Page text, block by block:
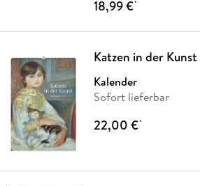
18,99 €*
Katzen in der Kunst
Kalender
Sofort lieferbar
22,00 €*